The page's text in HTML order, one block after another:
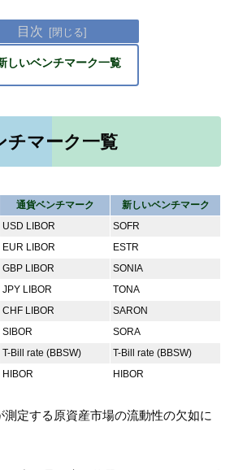
目次
しいベンチマーク一覧
チマーク一覧
通貨ベンチマーク
新しいベンチマーク
USD LIBOR
SOFR
EUR LIBOR
ESTR
GBP LIBOR
SONIA
JPY LIBOR
TONA
CHF LIBOR
SARON
SIBOR
SORA
T-Bill rate (BBSW)
T-Bill rate (BBSW)
HIBOR HIBOR
測定する原資産市場の流動性の欠如に